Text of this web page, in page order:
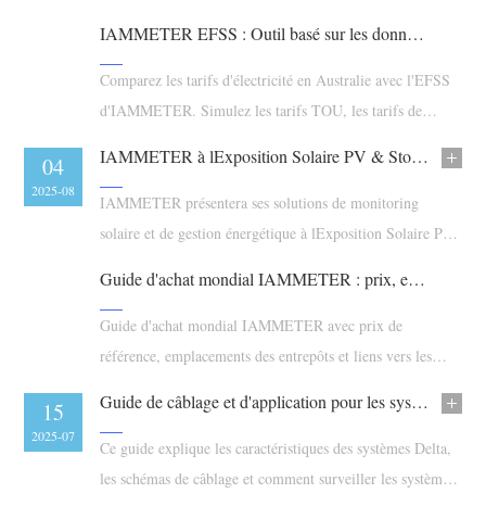
Compteur virtuel
Système de contrôle du chauffage PV
Domotique
Boutique
Ressources
Démarrage rapide du produit
Documentation
Vidéo tutorielle
FAQ
Actualités
Communauté
Programme contributeur
Centre des contributeurs
Activités IAMMETER
Forum
Solutions
Contact
À propos de nous
IAMMETER EFSS : Outil basé sur les données pour trouver le plan d'électricité le moins cher
Comparez les tarifs d'électricité en Australie avec l'EFSS
d'IAMMETER. Simulez les tarifs TOU, les tarifs de
en utilisant des données de consommation réelles.
08
2025-08
IAMMETER à lExposition Solaire PV & Stockage dÉnergie de Guangzhou 2025
IAMMETER présentera ses solutions de monitoring
solaire et de gestion énergétique à lExposition Solaire PV
04
2025-08
Guide d'achat mondial IAMMETER : prix, entrepôts et plateformes en ligne
Guide d'achat mondial IAMMETER avec prix de
référence, emplacements des entrepôts et liens vers les
d'achat la plus économique.
22
2025-07
Guide de câblage et d'application pour les systèmes triphasés Delta avec le compteur d'énergie WEM3080TD
Ce guide explique les caractéristiques des systèmes Delta,
les schémas de câblage et comment surveiller les systèmes
15
2025-07